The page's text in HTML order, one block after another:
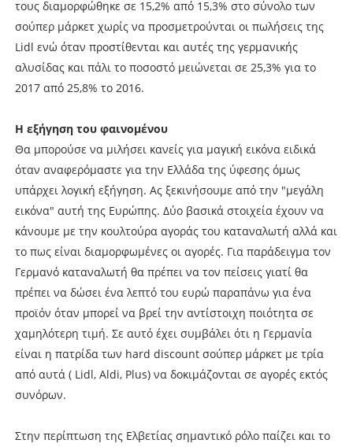
τους διαμορφώθηκε σε 15,2% από 15,3% στο σύνολο των
σούπερ μάρκετ χωρίς να προσμετρούνται οι πωλήσεις της
Lidl ενώ όταν προστίθενται και αυτές της γερμανικής
αλυσίδας και πάλι το ποσοστό μειώνεται σε 25,3% για το
2017 από 25,8% το 2016.
Η εξήγηση του φαινομένου
Θα μπορούσε να μιλήσει κανείς για μαγική εικόνα ειδικά
όταν αναφερόμαστε για την Ελλάδα της ύφεσης όμως
υπάρχει λογική εξήγηση. Ας ξεκινήσουμε από την "μεγάλη
εικόνα" αυτή της Ευρώπης. Δύο βασικά στοιχεία έχουν να
κάνουμε με την κουλτούρα αγοράς του καταναλωτή αλλά και
το πως είναι διαμορφωμένες οι αγορές. Για παράδειγμα τον
Γερμανό καταναλωτή θα πρέπει να τον πείσεις γιατί θα
πρέπει να δώσει ένα λεπτό του ευρώ παραπάνω για ένα
προϊόν όταν μπορεί να βρεί την αντίστοιχη ποιότητα σε
χαμηλότερη τιμή. Σε αυτό έχει συμβάλει ότι η Γερμανία
είναι η πατρίδα των hard discount σούπερ μάρκετ με τρία
από αυτά ( Lidl, Aldi, Plus) να δοκιμάζονται σε αγορές εκτός
συνόρων.
Στην περίπτωση της Ελβετίας σημαντικό ρόλο παίζει και το